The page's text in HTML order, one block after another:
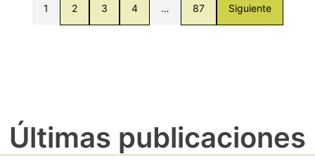
1 2 3 4 … 87 Siguiente
Últimas publicaciones